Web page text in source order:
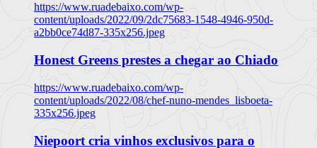
https://www.ruadebaixo.com/wp-
content/uploads/2022/09/2dc75683-1548-4946-950d-
a2bb0ce74d87-335x256.jpeg
Honest Greens prestes a chegar ao Chiado
https://www.ruadebaixo.com/wp-
content/uploads/2022/08/chef-nuno-mendes_lisboeta-
335x256.jpeg
Niepoort cria vinhos exclusivos para o